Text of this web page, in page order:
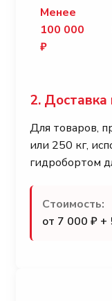
Менее
100 000
₽
2. Доставка
Для товаров,
или 250 кг,
гидробортом
Стоимость:
от 7 000 ₽